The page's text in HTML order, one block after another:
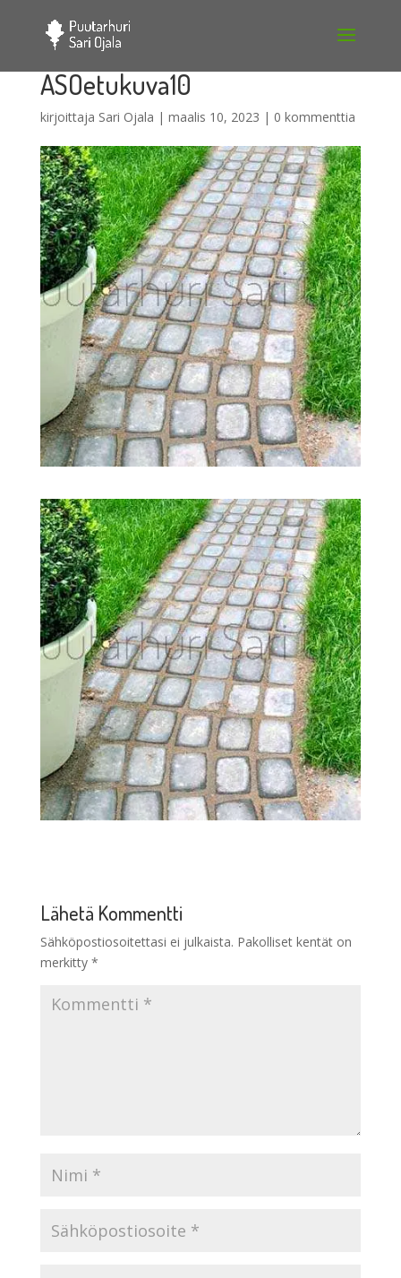
ASOetukuva10
kirjoittaja Sari Ojala | maalis 10, 2023 | 0 kommenttia
Lähetä Kommentti
Sähköpostiosoitettasi ei julkaista. Pakolliset kentät on
merkitty *